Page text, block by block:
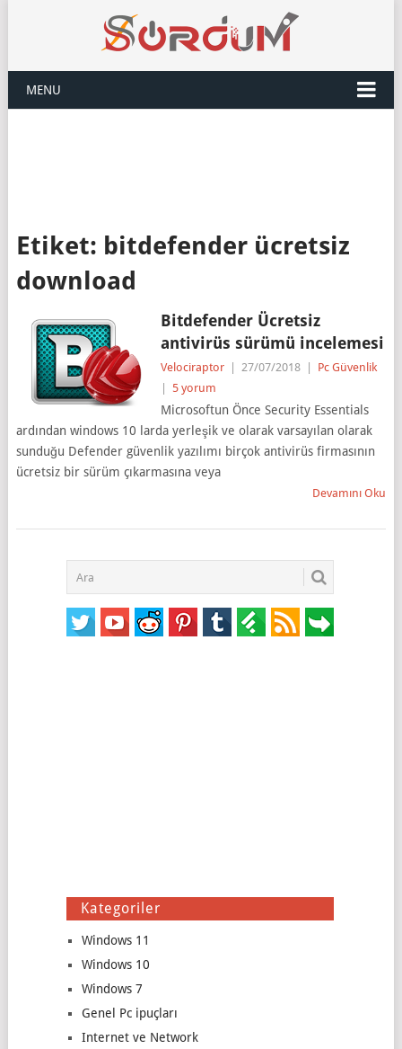
MENU
Etiket: bitdefender ücretsiz
download
Bitdefender Ücretsiz
antivirüs sürümü incelemesi
Velociraptor 27/07/2018
Pc Güvenlik
5 yorum
Microsoftun Önce Security Essentials
ardından windows 10 larda yerleşik ve olarak varsayılan olarak
sunduğu Defender güvenlik yazılımı birçok antivirüs firmasının
ücretsiz bir sürüm çıkarmasına veya
Devamını Oku
Kategoriler
Windows 11
Windows 10
Windows 7
Genel Pc ipuçları
Internet ve Network